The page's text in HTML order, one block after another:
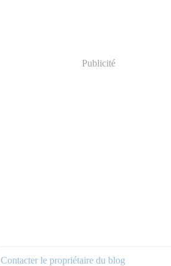
Publicité
Contacter le propriétaire du blog